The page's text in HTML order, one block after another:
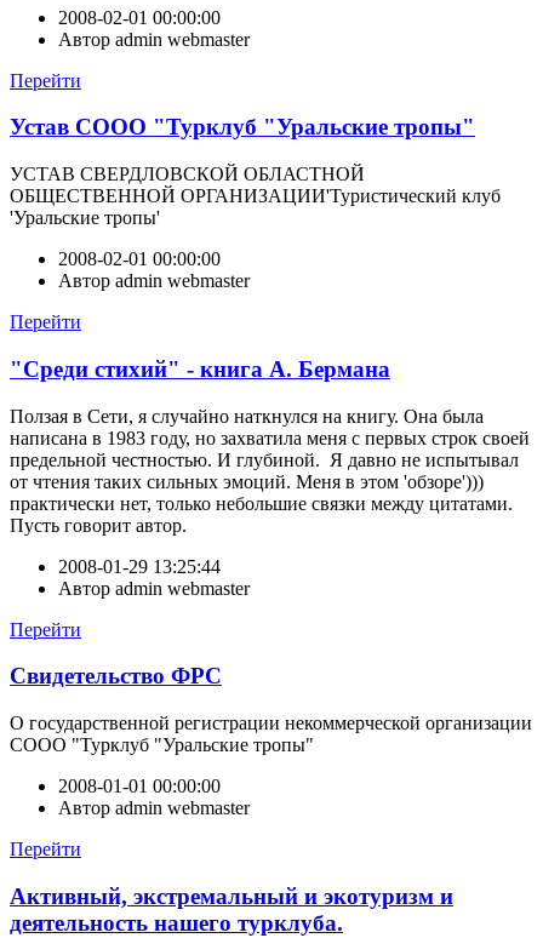
2008-02-01 00:00:00
Автор admin webmaster
Перейти
Устав СООО "Турклуб "Уральские тропы"
УСТАВ СВЕРДЛОВСКОЙ ОБЛАСТНОЙ
ОБЩЕСТВЕННОЙ ОРГАНИЗАЦИИ'Туристический клуб
'Уральские тропы'
2008-02-01 00:00:00
Автор admin webmaster
Перейти
"Среди стихий" - книга А. Бермана
Ползая в Сети, я случайно наткнулся на книгу. Она была
написана в 1983 году, но захватила меня с первых строк своей
предельной честностью. И глубиной. Я давно не испытывал
от чтения таких сильных эмоций. Меня в этом 'обзоре')))
практически нет, только небольшие связки между цитатами.
Пусть говорит автор.
2008-01-29 13:25:44
Автор admin webmaster
Перейти
Свидетельство ФРС
О государственной регистрации некоммерческой организации
СООО "Турклуб "Уральские тропы"
2008-01-01 00:00:00
Автор admin webmaster
Перейти
Активный, экстремальный и экотуризм и
деятельность нашего турклуба.